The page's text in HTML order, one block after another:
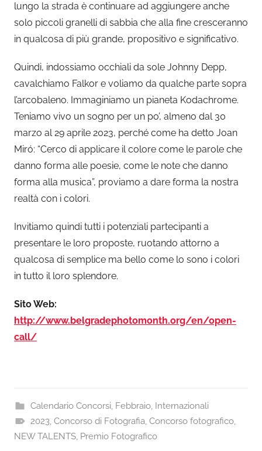
lungo la strada è continuare ad aggiungere anche
solo piccoli granelli di sabbia che alla fine cresceranno
in qualcosa di più grande, propositivo e significativo.
Quindi, indossiamo occhiali da sole Johnny Depp,
cavalchiamo Falkor e voliamo da qualche parte sopra
l’arcobaleno. Immaginiamo un pianeta Kodachrome.
Teniamo vivo un sogno per un po’, almeno dal 30
marzo al 29 aprile 2023, perché come ha detto Joan
Miró: “Cerco di applicare il colore come le parole che
danno forma alle poesie, come le note che danno
forma alla musica”, proviamo a dare forma la nostra
realtà con i colori.
Invitiamo quindi tutti i potenziali partecipanti a
presentare le loro proposte, ruotando attorno a
qualcosa di semplice ma bello come lo sono i colori
in tutto il loro splendore.
Sito Web:
http://www.belgradephotomonth.org/en/open-
call/
Calendario Concorsi, Febbraio, Internazionali
2023, Concorso di Fotografia, Concorso fotografico,
NEW TALENTS, Premio Fotografico